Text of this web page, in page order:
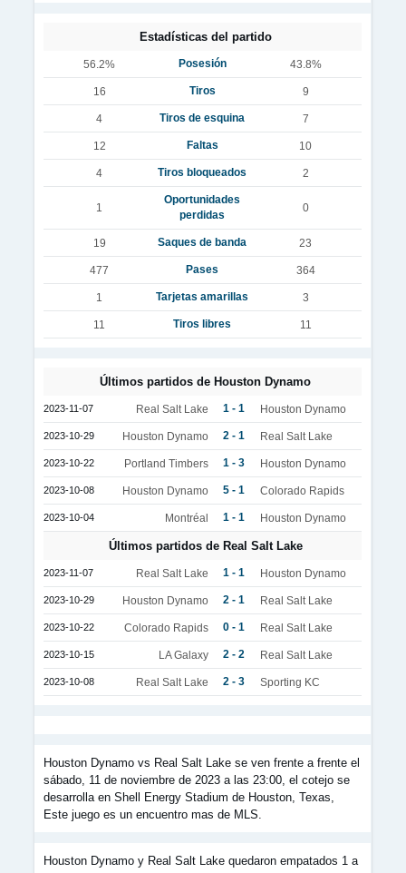
Estadísticas del partido
56.2% Posesión 43.8%
16 Tiros 9
4 Tiros de esquina 7
12 Faltas 10
4 Tiros bloqueados 2
1
Oportunidades
perdidas
0
19 Saques de banda 23
477 Pases 364
1 Tarjetas amarillas 3
11 Tiros libres 11
Últimos partidos de Houston Dynamo
2023-11-07 Real Salt Lake 1 - 1 Houston Dynamo
2023-10-29 Houston Dynamo 2 - 1 Real Salt Lake
2023-10-22 Portland Timbers 1 - 3 Houston Dynamo
2023-10-08 Houston Dynamo 5 - 1 Colorado Rapids
2023-10-04 Montréal 1 - 1 Houston Dynamo
Últimos partidos de Real Salt Lake
2023-11-07 Real Salt Lake 1 - 1 Houston Dynamo
2023-10-29 Houston Dynamo 2 - 1 Real Salt Lake
2023-10-22 Colorado Rapids 0 - 1 Real Salt Lake
2023-10-15 LA Galaxy 2 - 2 Real Salt Lake
2023-10-08 Real Salt Lake 2 - 3 Sporting KC
Houston Dynamo vs Real Salt Lake se ven frente a frente el
sábado, 11 de noviembre de 2023 a las 23:00, el cotejo se
desarrolla en Shell Energy Stadium de Houston, Texas,
Este juego es un encuentro mas de MLS.
Houston Dynamo y Real Salt Lake quedaron empatados 1 a